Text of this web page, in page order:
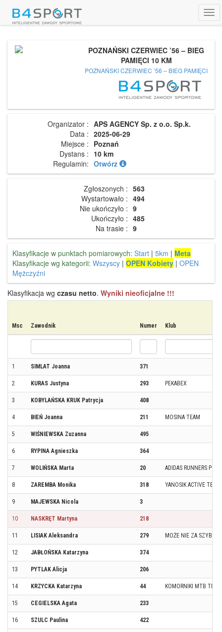
POZNAŃSKI CZERWIEC ’56 – BIEG
PAMIĘCI 10 KM
POZNAŃSKI CZERWIEC ’56 – BIEG PAMIĘCI
Organizator : APS AGENCY Sp. z o.o. Sp.k.
Data : 2025-06-29
Miejsce : Poznań
Dystans : 10 km
Regulamin: Otwórz
Zgłoszonych : 563
Wystartowało : 494
Nie ukończyło : 9
Ukończyło : 485
Na trasie : 9
Klasyfikacje w punktach pomiarowych: Start | 5km | Meta
Klasyfikacje wg kategorii: Wszyscy | OPEN Kobiety | OPEN
Mężczyźni
Klasyfikacja wg czasu netto. Wyniki nieoficjalne !!!
Msc Zawodnik Numer Klub
1 SIMLAT Joanna 371
2 KURAS Justyna 293 PEKABEX
3 KOBYLAŃSKA KRUK Patrycja 408
4 BIEŃ Joanna 211 MOSINA TEAM
5 WIŚNIEWSKA Zuzanna 495
6 RYPINA Agnieszka 364
7 WOLIŃSKA Marta 20 ADIDAS RUNNERS
8 ZAREMBA Monika 318 YANOSIK ACTIVE TEAM
9 MAJEWSKA Nicola 3
10 NASKRĘT Martyna 218
11 LISIAK Aleksandra 279 MOŻE NIE ZA
12 JABŁOŃSKA Katarzyna 374
13 PYTLAK Alicja 206
14 KRZYCKA Katarzyna 44 KOMORNIKI MTB TEAM
15 CEGIELSKA Agata 233
16 SZULC Paulina 422